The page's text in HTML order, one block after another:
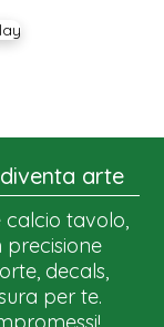
arte
calcio tavolo,
precisione
decals,
per te.